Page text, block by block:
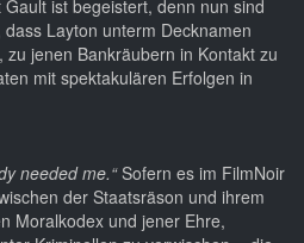
ist begeistert, denn nun sind
Layton unterm Decknamen
jenen Bankräubern in Kontakt zu
mit spektakulären Erfolgen in
needed me.“Sofern es im FilmNoir
der Staatsräson und ihrem
Moralkodex und jener Ehre,